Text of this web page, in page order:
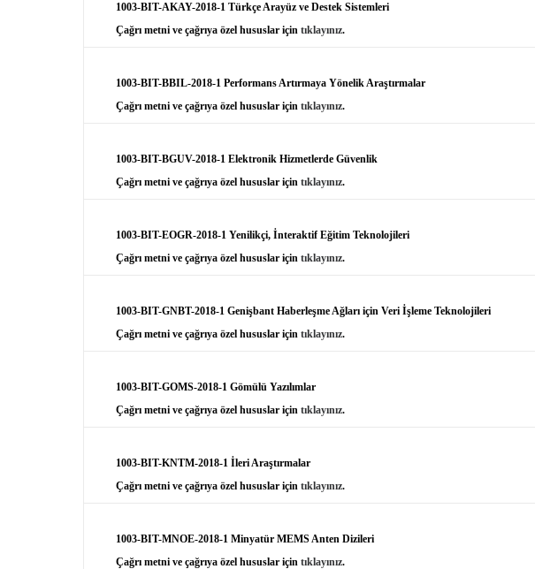
1003-BIT-AKAY-2018-1 Türkçe Arayüz ve Destek Sistemleri
Çağrı metni ve çağrıya özel hususlar içintıklayınız.
1003-BIT-BBIL-2018-1 Performans Artırmaya Yönelik Araştırmalar
Çağrı metni ve çağrıya özel hususlar içintıklayınız.
1003-BIT-BGUV-2018-1 Elektronik Hizmetlerde Güvenlik
Çağrı metni ve çağrıya özel hususlar içintıklayınız.
1003-BIT-EOGR-2018-1 Yenilikçi, İnteraktif Eğitim Teknolojileri
Çağrı metni ve çağrıya özel hususlar içintıklayınız.
1003-BIT-GNBT-2018-1 Genişbant Haberleşme Ağları için Veri İşleme Teknolojileri
Çağrı metni ve çağrıya özel hususlar içintıklayınız.
1003-BIT-GOMS-2018-1 Gömülü Yazılımlar
Çağrı metni ve çağrıya özel hususlar içintıklayınız.
1003-BIT-KNTM-2018-1 İleri Araştırmalar
Çağrı metni ve çağrıya özel hususlar içintıklayınız.
1003-BIT-MNOE-2018-1 Minyatür MEMS Anten Dizileri
Çağrı metni ve çağrıya özel hususlar içintıklayınız.